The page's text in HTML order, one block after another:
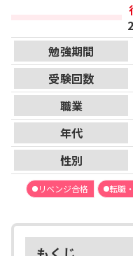
勉強期間
受験回数
職業
年代
性別
リベンジ合格 転職